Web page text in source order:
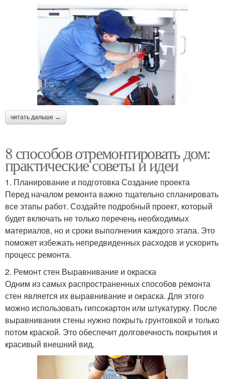
читать дальше →
8 способов отремонтировать дом:
практические советы и идеи
1. Планирование и подготовка Создание проекта
Перед началом ремонта важно тщательно спланировать
все этапы работ. Создайте подробный проект, который
будет включать не только перечень необходимых
материалов, но и сроки выполнения каждого этапа. Это
поможет избежать непредвиденных расходов и ускорить
процесс ремонта.
2. Ремонт стен Выравнивание и окраска
Одним из самых распространенных способов ремонта
стен является их выравнивание и окраска. Для этого
можно использовать гипсокартон или штукатурку. После
выравнивания стены нужно покрыть грунтовкой и только
потом краской. Это обеспечит долговечность покрытия и
красивый внешний вид.